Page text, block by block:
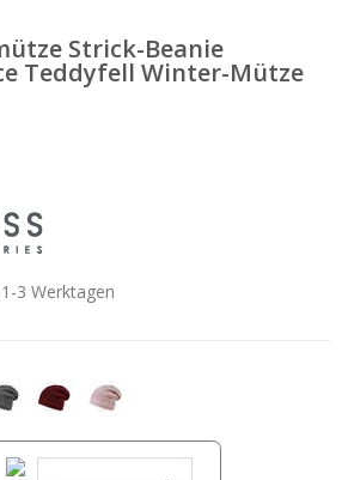
Strick-Beanie
Teddyfell Winter-Mütze
3 Werktagen